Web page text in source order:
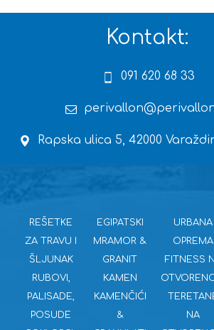
Kontakt:
091 620 68 33
Rapska ulica 5, 42000
REŠETKE
ZA TRAVU I
ŠLJUNAK
RUBOVI,
PALISADE,
POSUDE
EGIPATSKI
MRAMOR &
GRANIT
KAMEN
KAMENČIĆI
&
URBANA
OPREMA
FITNESS
NA